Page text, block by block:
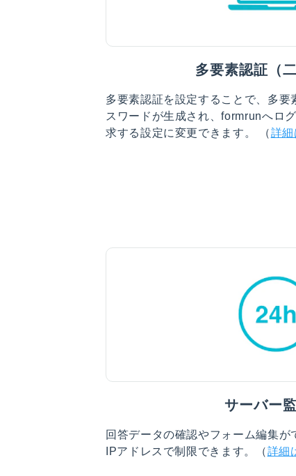
多要素認証（
多要素認証を設定することで、多
スワードが生成され、formrunへロ
求する設定に変更できます。 （詳細
サーバー
回答データの確認やフォーム編集
IPアドレスで制限できます。（詳細